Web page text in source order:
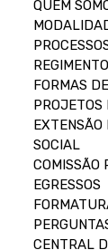
QUEM
FORMAS
PROJETOS
EXTENSÃO
SOCIAL
COMISSÃO
EGRESSOS
CENTRAL